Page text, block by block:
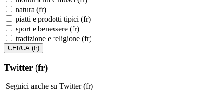
natura (fr)
piatti e prodotti tipici (fr)
sport e benessere (fr)
tradizione e religione (fr)
Twitter (fr)
Seguici anche su Twitter (fr)